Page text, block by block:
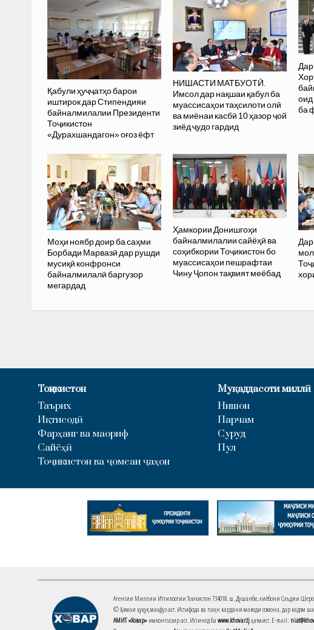
Қабули ҳуҷҷатҳо барои
иштирок дар Стипендияи
байналмилалии Президенти
Тоҷикистон
«Дурахшандагон» оғоз ёфт
НИШАСТИ МАТБУОТӢ.
Имсол дар нақшаи қабул ба
муассисаҳои таҳсилоти олӣ
ва миёнаи касбӣ 10 ҳазор ҷой
зиёд ҷудо гардид
ба
Моҳи ноябр доир ба саҳми
Борбади Марвазӣ дар рушди
мусиқӣ конфронси
байналмилалӣ баргузор
мегардад
Ҳамкории Донишгоҳи
байналмилалии сайёҳӣ ва
соҳибкории Тоҷикистон бо
муассисаҳои пешрафтаи
Чину Ҷопон тақвият меёбад
Тоҷикистон
Таърих
Иқтисодӣ
Фарҳанг ва маориф
Сайёҳӣ
Тоҷикистон ва ҷомеаи ҷаҳон
Муқаддасоти миллӣ
Нишон
Парчам
Суруд
Пул
Агентии Миллии Иттилоотии Тоҷикистон 734018. ш. Душанбе, хиёбони Саъдии
© Ҳамаи ҳуқуқ маҳфуз аст. Истифода ва паҳн кардани маводи сомона, дар кадом
АМИТ «Ховар» имконпазир аст. Истинод ба www.khovar.tjҳатмист. E-mail: